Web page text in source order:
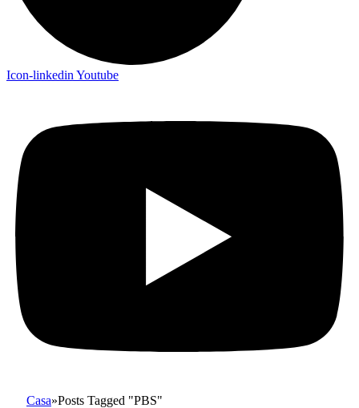
Icon-linkedin Youtube
Casa»Posts Tagged "PBS"